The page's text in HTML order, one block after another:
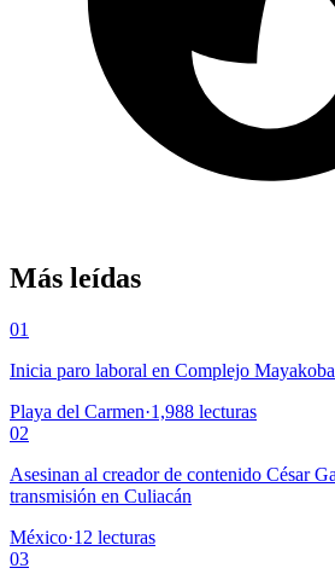
Más leídas
01
Inicia paro laboral en Complejo
Playa del Carmen·1,988 lecturas
02
Asesinan al creador de contenido César
transmisión en Culiacán
México·12 lecturas
03